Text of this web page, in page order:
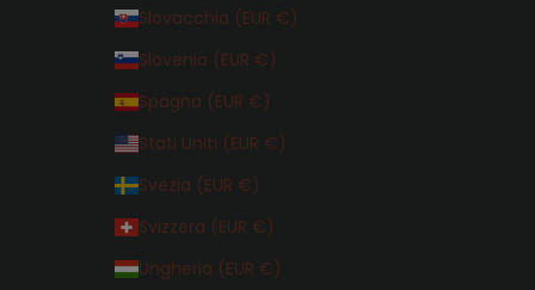
Slovacchia (EUR €)
Slovenia (EUR €)
Spagna (EUR €)
Stati Uniti (EUR €)
Svezia (EUR €)
Svizzera (EUR €)
Ungheria (EUR €)